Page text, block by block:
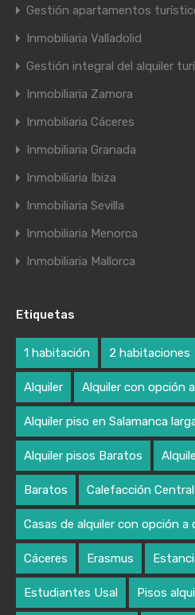
Gestión apartamentos
Inmobiliaria Valladolid
Gestión integral del alquiler
Inmobiliaria Zamora
Inmobiliaria Cáceres
Inmobiliaria Granada
Inmobiliaria Ibiza
Inmobiliaria Sevilla
Inmobiliaria Menorca
Inmobiliaria Mallorca
Etiquetas
1 habitación 2 habitaciones
Alquiler Alquiler con opción
Alquiler piso en Salamanca
Alquiler pisos Baratos
Baratos Calefacción Central
Casas de alquiler con opción a
Cáceres Erasmus
Estudiantes Usal Pisos